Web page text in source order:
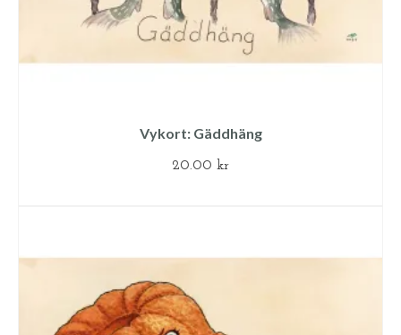
Vykort: Gäddhäng
20.00 kr